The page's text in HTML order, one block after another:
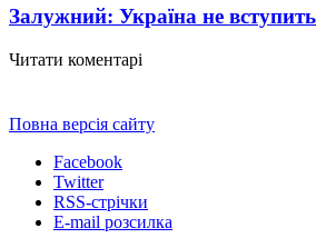
Залужний: Україна не
Читати коментарі
Повна версія сайту
Facebook
Twitter
RSS-стрічки
E-mail розсилка